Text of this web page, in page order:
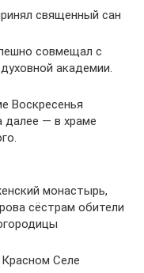
священный сан
совмещал с
академии.
Воскресенья
далее — в храме
монастырь,
сёстрам обители
Селе